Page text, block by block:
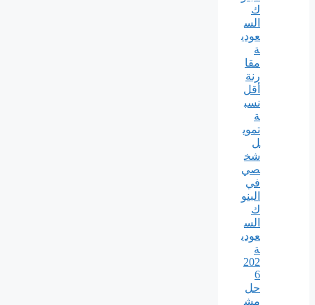
ك
الس
عودي
ة
مقا
رنة
أقل
نسب
ة
تموي
ل
شخ
صي
في
البنو
ك
الس
عودي
ة
202
6
حل
مش